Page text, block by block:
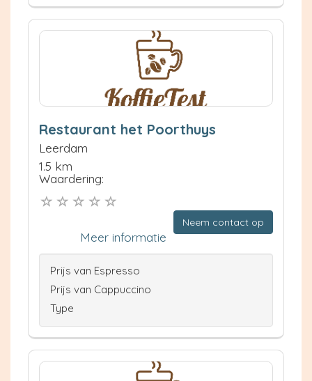
Restaurant het Poorthuys
Leerdam
1.5 km
Waardering:
Neem contact op
Meer informatie
Prijs van Espresso
Prijs van Cappuccino
Type